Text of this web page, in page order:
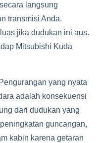
langsung
transmisi Anda.
jika dudukan ini aus.
Mitsubishi Kuda
yang nyata
adalah konsekuensi
dari dudukan yang
guncangan,
kabin karena getaran